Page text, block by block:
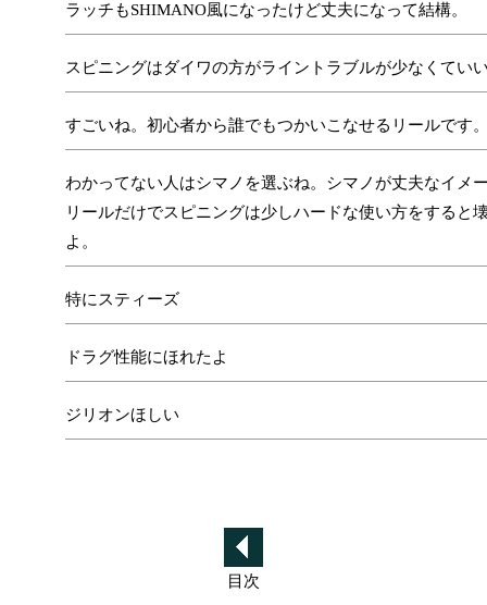
ラッチもSHIMANO風になったけど丈夫になって結構。
スピニングはダイワの方がライントラブルが少なくてい
すごいね。初心者から誰でもつかいこなせるリールです
わかってない人はシマノを選ぶね。シマノが丈夫なイメ
リールだけでスピニングは少しハードな使い方をすると
よ。
特にスティーズ
ドラグ性能にほれたよ
ジリオンほしい
目次